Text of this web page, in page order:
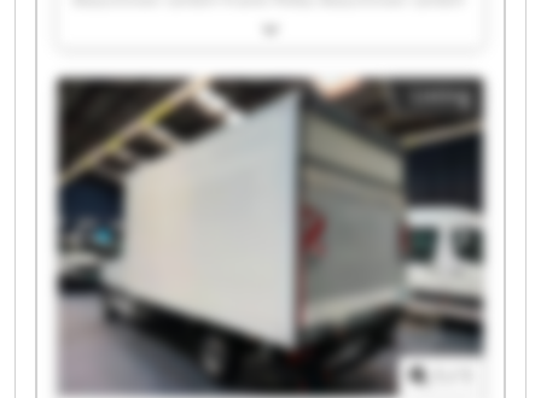
Frank Pelka Maschinen GmbH Frank Pelka
Frank Pelka Maschinen GmbH Frank Pelka
Maschinen GmbH Frank Pelka Maschinen GmbH
Frank Pelka Maschinen GmbH Frank Pelka
Maschinen GmbH Frank Pelka Maschinen GmbH
Frank Pelka Maschinen GmbH Frank Pelka
Maschinen GmbH Frank Pelka Maschinen GmbH
Frank Pelka Maschinen GmbH Frank Pelka
Maschinen GmbH Frank Pelka Maschinen GmbH
Frank Pelka Maschinen GmbH Frank Pelka
Maschinen GmbH
Listing